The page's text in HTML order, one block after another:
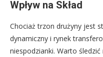
Wpływ na Skład
Chociaż trzon drużyny jest
dynamiczny i rynek
niespodzianki. Warto